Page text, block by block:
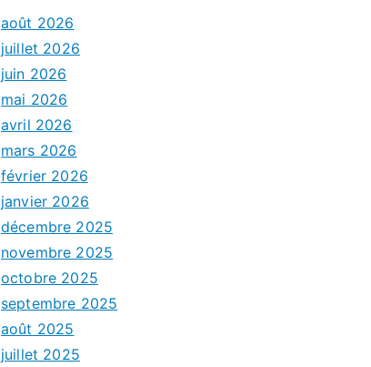
août 2026
juillet 2026
juin 2026
mai 2026
avril 2026
mars 2026
février 2026
janvier 2026
décembre 2025
novembre 2025
octobre 2025
septembre 2025
août 2025
juillet 2025